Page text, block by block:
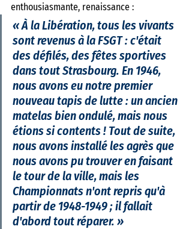
enthousiasmante, renaissance :
« À la Libération, tous les vivants
sont revenus à la FSGT : c'était
des défilés, des fêtes sportives
dans tout Strasbourg. En 1946,
nous avons eu notre premier
nouveau tapis de lutte : un ancien
matelas bien ondulé, mais nous
étions si contents ! Tout de suite,
nous avons installé les agrès que
nous avons pu trouver en faisant
le tour de la ville, mais les
Championnats n'ont repris qu'à
partir de 1948-1949 ; il fallait
d'abord tout réparer. »